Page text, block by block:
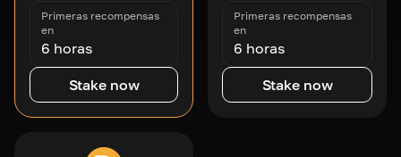
Primeras recompensas
en
6 horas
Stake now
Primeras recompensas
en
6 horas
Stake now